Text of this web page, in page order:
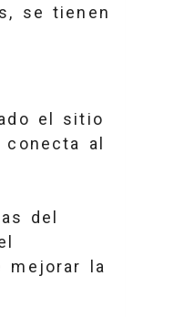
se tienen
el sitio
al
del
mejorar la